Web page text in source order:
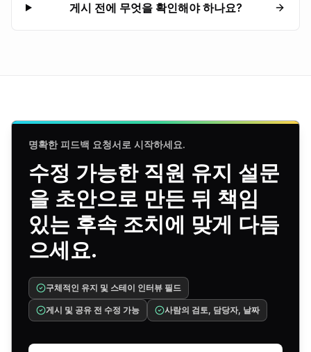
게시 전에 무엇을 확인해야 하나요?
명확한 피드백 요청서로 시작하세요.
수정 가능한 직원 유지 설문
을 초안으로 만든 뒤 책임
있는 후속 조치에 맞게 다듬
으세요.
구체적인 유지 및 스테이 인터뷰 필드
게시 및 공유 전 수정 가능 사람의 검토, 담당자, 날짜